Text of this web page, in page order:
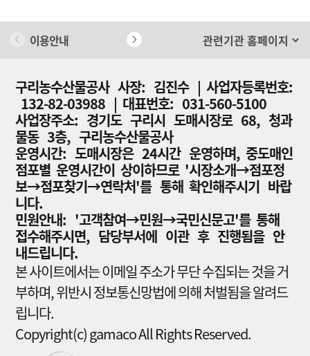
이용안내 개인정보 처리방침
구리농수산물공사 사장: 김진수 | 사업자등록번호:
132-82-03988 | 대표번호: 031-560-5100
사업장주소: 경기도 구리시 도매시장로 68, 청과
물동 3층, 구리농수산물공사
운영시간: 도매시장은 24시간 운영하며, 중도매인
점포별 운영시간이 상이하므로 '시장소개→점포정
보→점포찾기→연락처'를 통해 확인해주시기 바랍
니다.
민원안내: '고객참여→민원→국민신문고'를 통해
접수해주시면, 담당부서에 이관 후 진행됨을 안
내드립니다.
본 사이트에서는 이메일 주소가 무단 수집되는 것을 거
부하며, 위반시 정보통신망법에 의해 처벌됨을 알려드
립니다.
Copyright(c) gamaco All Rights Reserved.